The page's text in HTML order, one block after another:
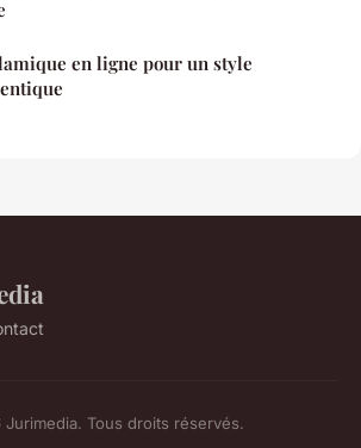
en ligne pour un style
Tous droits réservés.